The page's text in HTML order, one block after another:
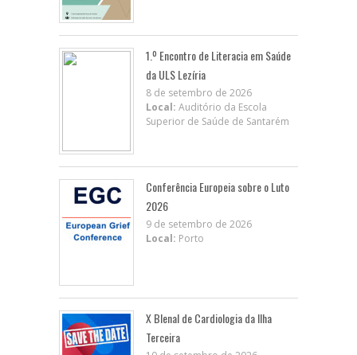
1.º Encontro de Literacia em Saúde
da ULS Lezíria
8 de setembro de 2026
Local: Auditório da Escola
Superior de Saúde de Santarém
Conferência Europeia sobre o Luto
2026
9 de setembro de 2026
Local: Porto
X BIenal de Cardiologia da Ilha
Terceira